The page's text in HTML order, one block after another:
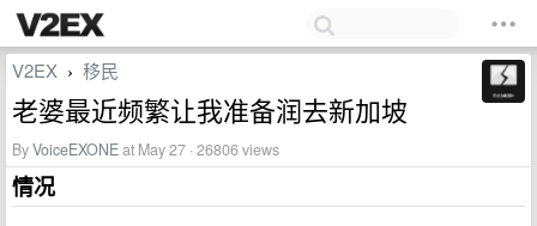
V2EX › 移民
老婆最近频繁让我准备润去新加坡
ByVoiceEXONEat May 27 · 26806 views
情况